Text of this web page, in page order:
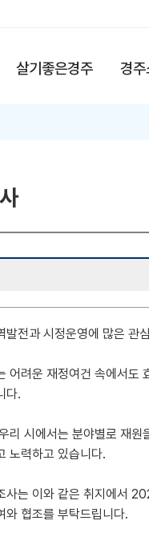
살기좋은경주 경주
발전과 시정운영에 많은 관
어려운 재정여건 속에서도
다.
리 시에서는 분야별로 재원
노력하고 있습니다.
사는 이와 같은 취지에서
와 협조를 부탁드립니다.